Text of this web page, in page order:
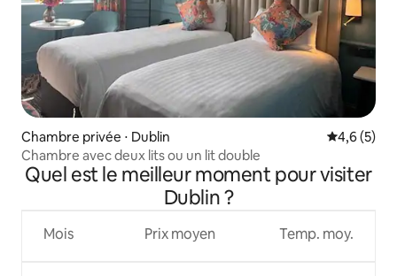
Chambre privée ⋅ Dublin Évaluation
4,6 (5)
Chambre avec deux lits ou un lit double
Quel est le meilleur moment pour visiter
Dublin ?
Mois Prix moyen Temp. moy.